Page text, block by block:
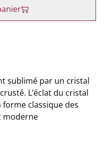
sublimé par un cristal
L’éclat du cristal
classique des
moderne